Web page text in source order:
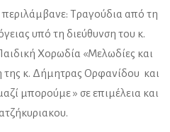
Τραγούδια από τη
υπό τη διεύθυνση του κ.
Χορωδία «Μελωδίες και
κ. Δήμητρας Ορφανίδου και
μπορούμε » σε επιμέλεια και